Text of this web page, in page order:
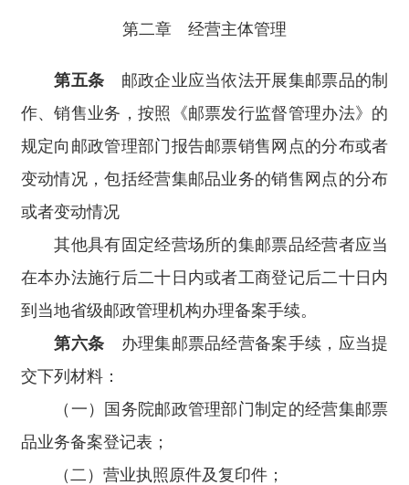
第二章 经营主体管理
第五条 邮政企业应当依法开展集邮票品的制
作、销售业务，按照《邮票发行监督管理办法》的
规定向邮政管理部门报告邮票销售网点的分布或者
变动情况，包括经营集邮品业务的销售网点的分布
或者变动情况
其他具有固定经营场所的集邮票品经营者应当
在本办法施行后二十日内或者工商登记后二十日内
到当地省级邮政管理机构办理备案手续。
第六条 办理集邮票品经营备案手续，应当提
交下列材料：
（一）国务院邮政管理部门制定的经营集邮票
品业务备案登记表；
（二）营业执照原件及复印件；